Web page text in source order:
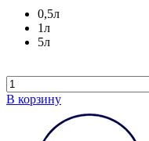
0,5л
1л
5л
В корзину